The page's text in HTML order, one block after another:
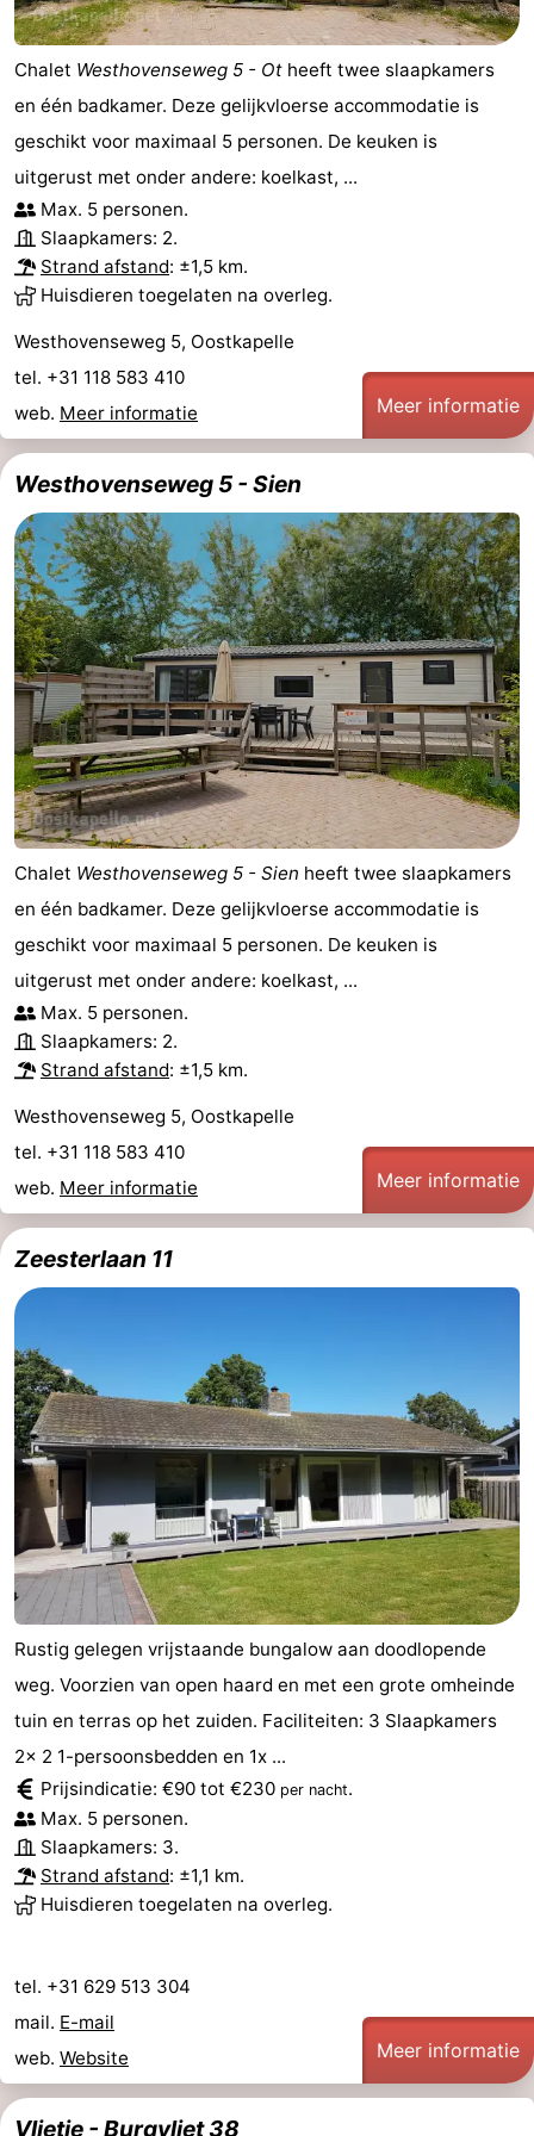
Chalet Westhovenseweg 5 - Ot heeft twee slaapkamers
en één badkamer. Deze gelijkvloerse accommodatie is
geschikt voor maximaal 5 personen. De keuken is
uitgerust met onder andere: koelkast, ...
Max. 5 personen.
Slaapkamers: 2.
Strand afstand: ±1,5 km.
Huisdieren toegelaten na overleg.
Westhovenseweg 5, Oostkapelle
tel. +31 118 583 410
web. Meer informatie Meer informatie
Westhovenseweg 5 - Sien
Chalet Westhovenseweg 5 - Sien heeft twee slaapkamers
en één badkamer. Deze gelijkvloerse accommodatie is
geschikt voor maximaal 5 personen. De keuken is
uitgerust met onder andere: koelkast, ...
Max. 5 personen.
Slaapkamers: 2.
Strand afstand: ±1,5 km.
Westhovenseweg 5, Oostkapelle
tel. +31 118 583 410
web. Meer informatie Meer informatie
Zeesterlaan 11
Rustig gelegen vrijstaande bungalow aan doodlopende
weg. Voorzien van open haard en met een grote omheinde
tuin en terras op het zuiden. Faciliteiten: 3 Slaapkamers
2x 2 1-persoonsbedden en 1x ...
Prijsindicatie: €90 tot €230 per nacht.
Max. 5 personen.
Slaapkamers: 3.
Strand afstand: ±1,1 km.
Huisdieren toegelaten na overleg.
tel. +31 629 513 304
mail. E-mail
web. Website Meer informatie
Vlietje - Burgvliet 38